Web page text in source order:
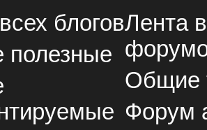
блоговЛента
Общие
Форум